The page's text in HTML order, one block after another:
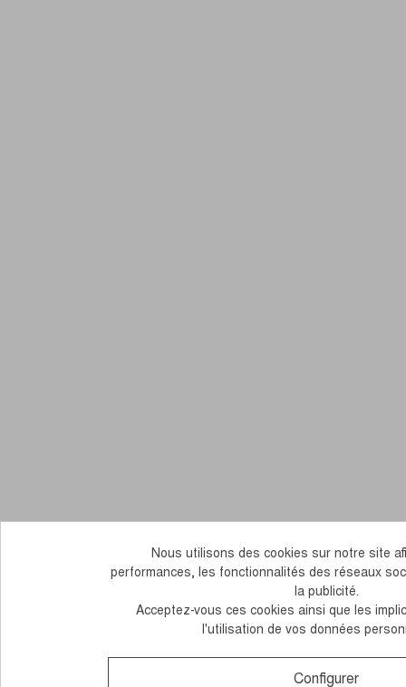
Nous utilisons des cookies sur notre site
performances, les fonctionnalités des réseaux
la publicité.
Acceptez-vous ces cookies ainsi que les
l'utilisation de vos données
Configurer